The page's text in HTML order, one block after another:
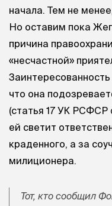
начала. Тем не
Но оставим пока
причина
«несчастной»
что она
(статья 17 УК РСФСР
ей светит
краденного, а за
милиционера.
Тот, кто сообщил